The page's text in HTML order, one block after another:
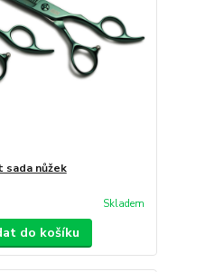
sada nůžek
Skladem
do košíku